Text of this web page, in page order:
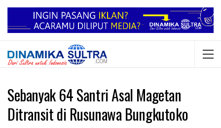
Sebanyak 64 Santri Asal Magetan
Ditransit di Rusunawa Bungkutoko